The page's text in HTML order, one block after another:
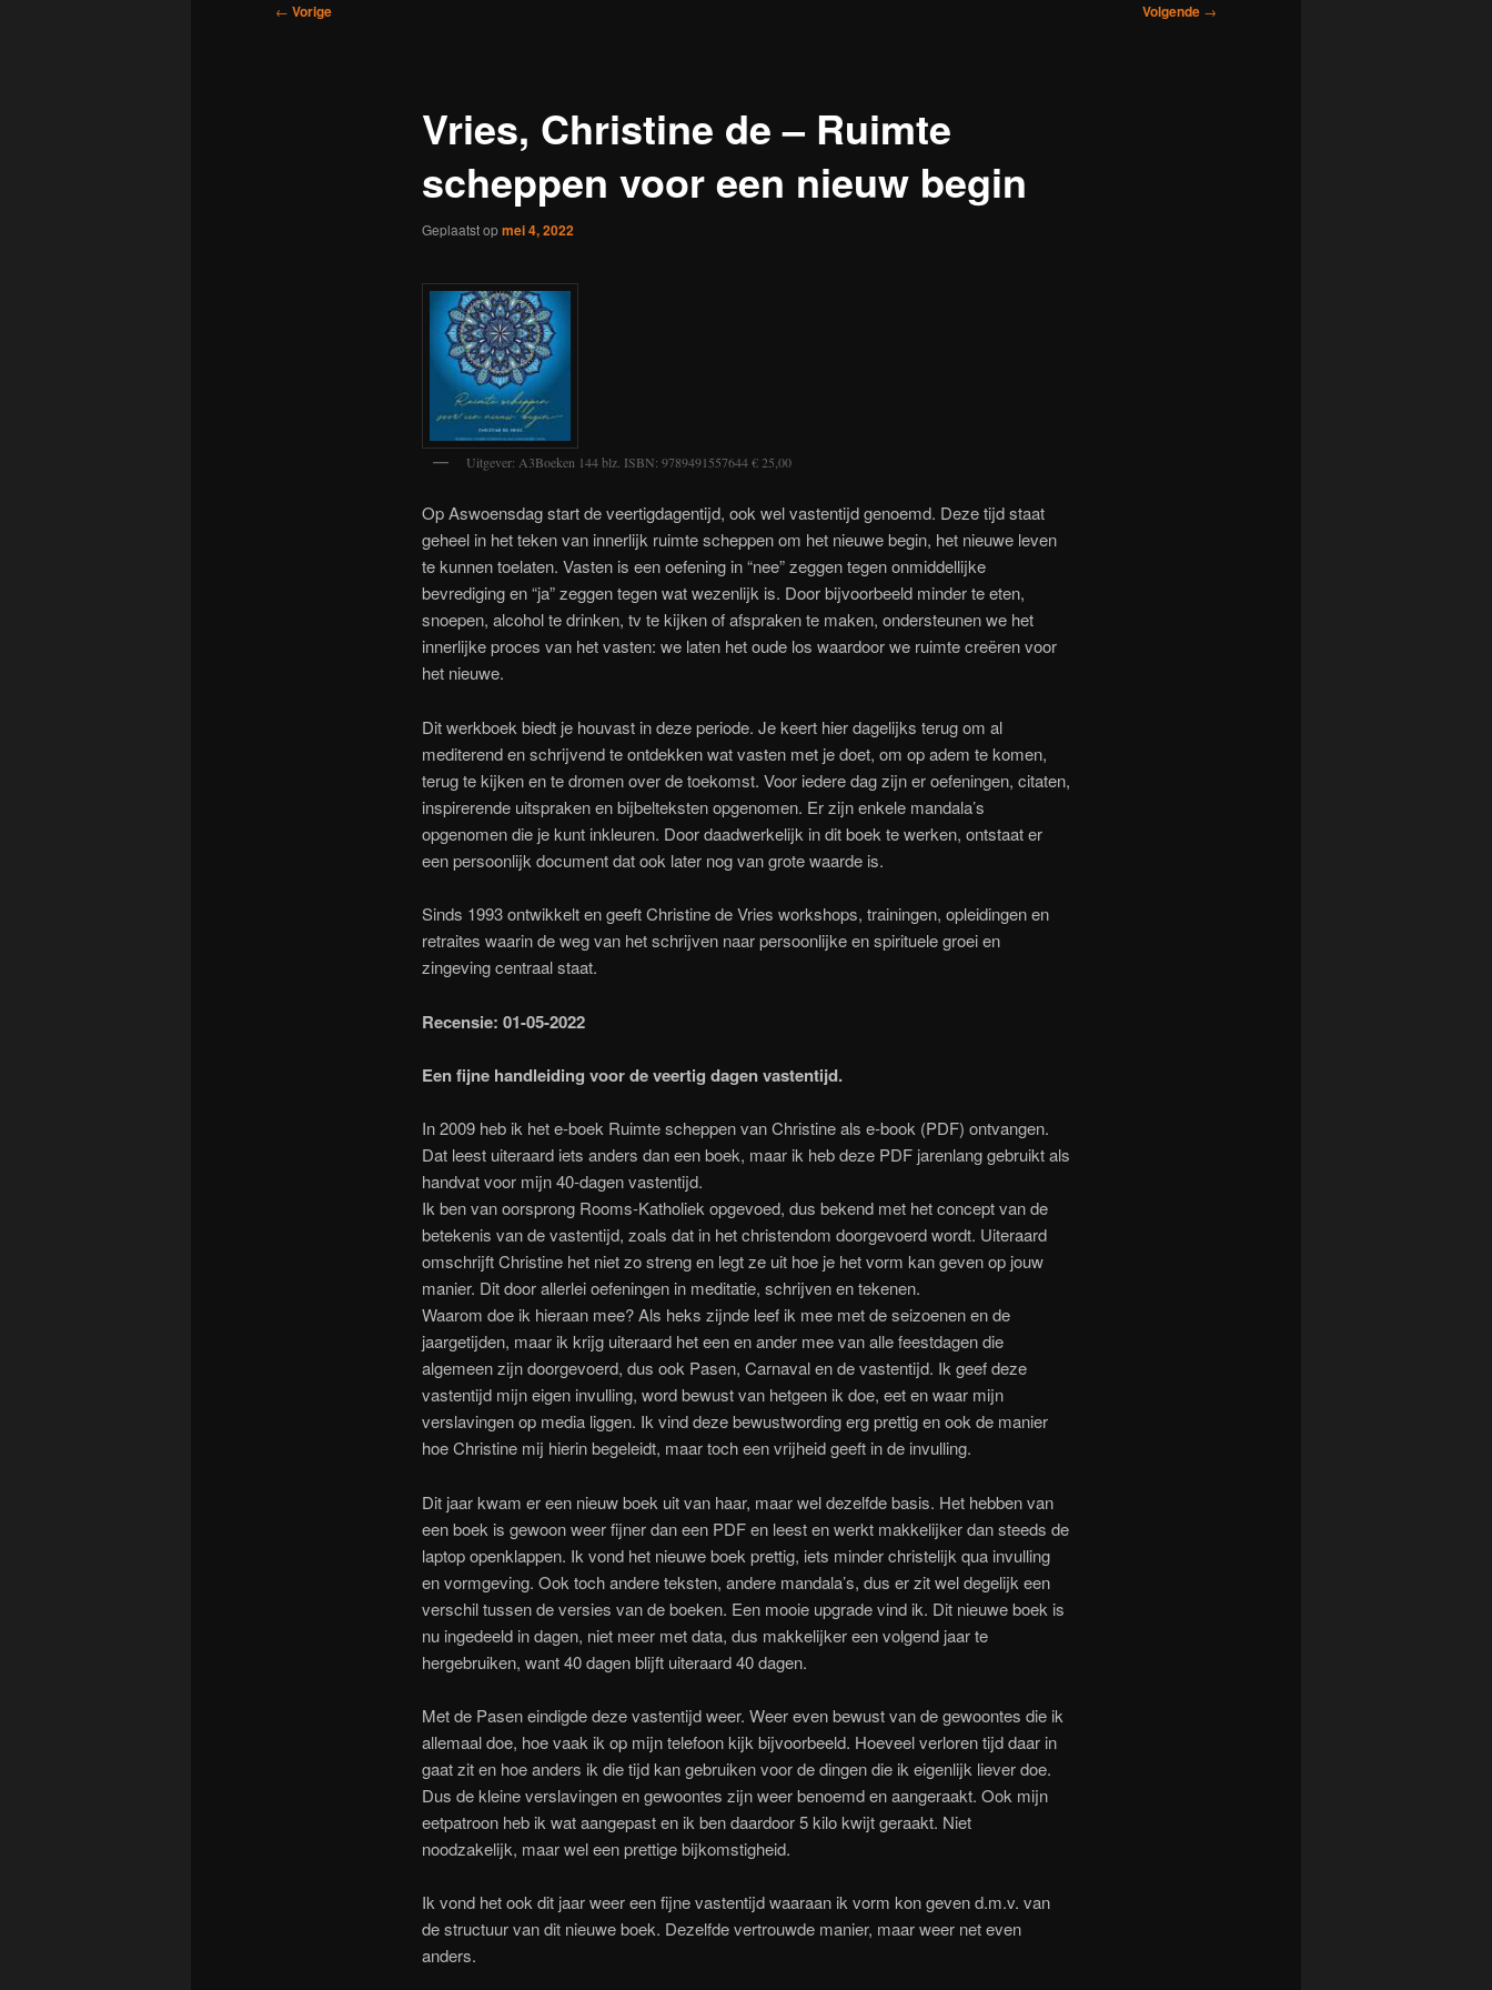
Bericht
← Vorige Volgende →
Vries, Christine de – Ruimte
scheppen voor een nieuw begin
Geplaatst opmei 4, 2022
Uitgever: A3Boeken 144 blz. ISBN: 9789491557644 € 25,00
Op Aswoensdag start de veertigdagentijd, ook wel vastentijd genoemd. Deze tijd staat
geheel in het teken van innerlijk ruimte scheppen om het nieuwe begin, het nieuwe leven
te kunnen toelaten. Vasten is een oefening in “nee” zeggen tegen onmiddellijke
bevrediging en “ja” zeggen tegen wat wezenlijk is. Door bijvoorbeeld minder te eten,
snoepen, alcohol te drinken, tv te kijken of afspraken te maken, ondersteunen we het
innerlijke proces van het vasten: we laten het oude los waardoor we ruimte creëren voor
het nieuwe.
Dit werkboek biedt je houvast in deze periode. Je keert hier dagelijks terug om al
mediterend en schrijvend te ontdekken wat vasten met je doet, om op adem te komen,
terug te kijken en te dromen over de toekomst. Voor iedere dag zijn er oefeningen, citaten,
inspirerende uitspraken en bijbelteksten opgenomen. Er zijn enkele mandala’s
opgenomen die je kunt inkleuren. Door daadwerkelijk in dit boek te werken, ontstaat er
een persoonlijk document dat ook later nog van grote waarde is.
Sinds 1993 ontwikkelt en geeft Christine de Vries workshops, trainingen, opleidingen en
retraites waarin de weg van het schrijven naar persoonlijke en spirituele groei en
zingeving centraal staat.
Recensie: 01-05-2022
Een fijne handleiding voor de veertig dagen vastentijd.
In 2009 heb ik het e-boek Ruimte scheppen van Christine als e-book (PDF) ontvangen.
Dat leest uiteraard iets anders dan een boek, maar ik heb deze PDF jarenlang gebruikt als
handvat voor mijn 40-dagen vastentijd.
Ik ben van oorsprong Rooms-Katholiek opgevoed, dus bekend met het concept van de
betekenis van de vastentijd, zoals dat in het christendom doorgevoerd wordt. Uiteraard
omschrijft Christine het niet zo streng en legt ze uit hoe je het vorm kan geven op jouw
manier. Dit door allerlei oefeningen in meditatie, schrijven en tekenen.
Waarom doe ik hieraan mee? Als heks zijnde leef ik mee met de seizoenen en de
jaargetijden, maar ik krijg uiteraard het een en ander mee van alle feestdagen die
algemeen zijn doorgevoerd, dus ook Pasen, Carnaval en de vastentijd. Ik geef deze
vastentijd mijn eigen invulling, word bewust van hetgeen ik doe, eet en waar mijn
verslavingen op media liggen. Ik vind deze bewustwording erg prettig en ook de manier
hoe Christine mij hierin begeleidt, maar toch een vrijheid geeft in de invulling.
Dit jaar kwam er een nieuw boek uit van haar, maar wel dezelfde basis. Het hebben van
een boek is gewoon weer fijner dan een PDF en leest en werkt makkelijker dan steeds de
laptop openklappen. Ik vond het nieuwe boek prettig, iets minder christelijk qua invulling
en vormgeving. Ook toch andere teksten, andere mandala’s, dus er zit wel degelijk een
verschil tussen de versies van de boeken. Een mooie upgrade vind ik. Dit nieuwe boek is
nu ingedeeld in dagen, niet meer met data, dus makkelijker een volgend jaar te
hergebruiken, want 40 dagen blijft uiteraard 40 dagen.
Met de Pasen eindigde deze vastentijd weer. Weer even bewust van de gewoontes die ik
allemaal doe, hoe vaak ik op mijn telefoon kijk bijvoorbeeld. Hoeveel verloren tijd daar in
gaat zit en hoe anders ik die tijd kan gebruiken voor de dingen die ik eigenlijk liever doe.
Dus de kleine verslavingen en gewoontes zijn weer benoemd en aangeraakt. Ook mijn
eetpatroon heb ik wat aangepast en ik ben daardoor 5 kilo kwijt geraakt. Niet
noodzakelijk, maar wel een prettige bijkomstigheid.
Ik vond het ook dit jaar weer een fijne vastentijd waaraan ik vorm kon geven d.m.v. van
de structuur van dit nieuwe boek. Dezelfde vertrouwde manier, maar weer net even
anders.